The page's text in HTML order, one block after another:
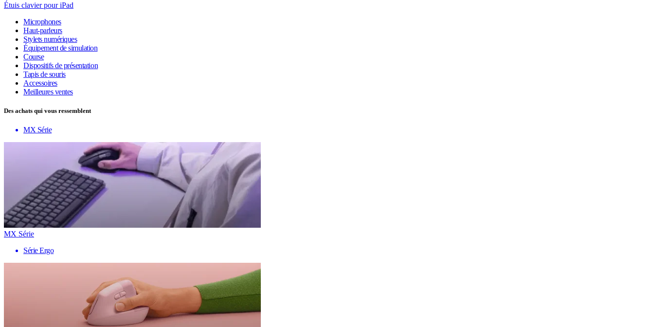
Étuis clavier pour iPad
Microphones
Haut-parleurs
Stylets numériques
Équipement de simulation
Course
Dispositifs de présentation
Tapis de souris
Accessoires
Meilleures ventes
Des achats qui vous ressemblent
MX Série
MX Série
Série Ergo